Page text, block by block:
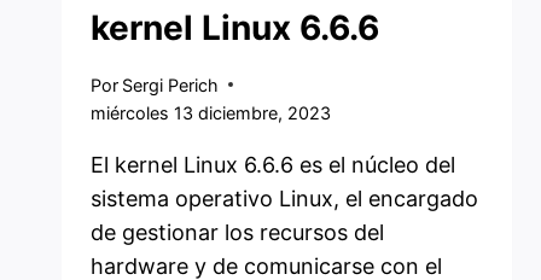
kernel Linux 6.6.6
Por Sergi Perich
miércoles 13 diciembre, 2023
El kernel Linux 6.6.6 es el núcleo del
sistema operativo Linux, el encargado
de gestionar los recursos del
hardware y de comunicarse con el